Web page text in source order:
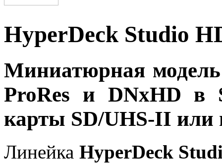
HyperDeck Studio
Миниатюрная
ProRes и DNxHD в
карты SD/UHS-II или
Линейка HyperDeck